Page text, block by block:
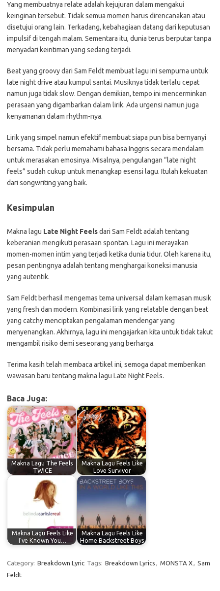
Yang membuatnya relate adalah kejujuran dalam mengakui
keinginan tersebut. Tidak semua momen harus direncanakan atau
disetujui orang lain. Terkadang, kebahagiaan datang dari keputusan
impulsif di tengah malam. Sementara itu, dunia terus berputar tanpa
menyadari keintiman yang sedang terjadi.
Beat yang groovy dari Sam Feldt membuat lagu ini sempurna untuk
late night drive atau kumpul santai. Musiknya tidak terlalu cepat
namun juga tidak slow. Dengan demikian, tempo ini mencerminkan
perasaan yang digambarkan dalam lirik. Ada urgensi namun juga
kenyamanan dalam rhythm-nya.
Lirik yang simpel namun efektif membuat siapa pun bisa bernyanyi
bersama. Tidak perlu memahami bahasa Inggris secara mendalam
untuk merasakan emosinya. Misalnya, pengulangan “late night
feels” sudah cukup untuk menangkap esensi lagu. Itulah kekuatan
dari songwriting yang baik.
Kesimpulan
Makna lagu Late Night Feelsdari Sam Feldt adalah tentang
keberanian mengikuti perasaan spontan. Lagu ini merayakan
momen-momen intim yang terjadi ketika dunia tidur. Oleh karena itu,
pesan pentingnya adalah tentang menghargai koneksi manusia
yang autentik.
Sam Feldt berhasil mengemas tema universal dalam kemasan musik
yang fresh dan modern. Kombinasi lirik yang relatable dengan beat
yang catchy menciptakan pengalaman mendengar yang
menyenangkan. Akhirnya, lagu ini mengajarkan kita untuk tidak takut
mengambil risiko demi seseorang yang berharga.
Terima kasih telah membaca artikel ini, semoga dapat memberikan
wawasan baru tentang makna lagu Late Night Feels.
Baca Juga:
Makna Lagu The Feels
TWICE
Makna Lagu Feels Like
Love Survivor
Makna Lagu Feels Like
I've Known You…
Makna Lagu Feels Like
Home Backstreet Boys
Category: Breakdown Lyric Tags: Breakdown Lyrics , MONSTA X, Sam
Feldt